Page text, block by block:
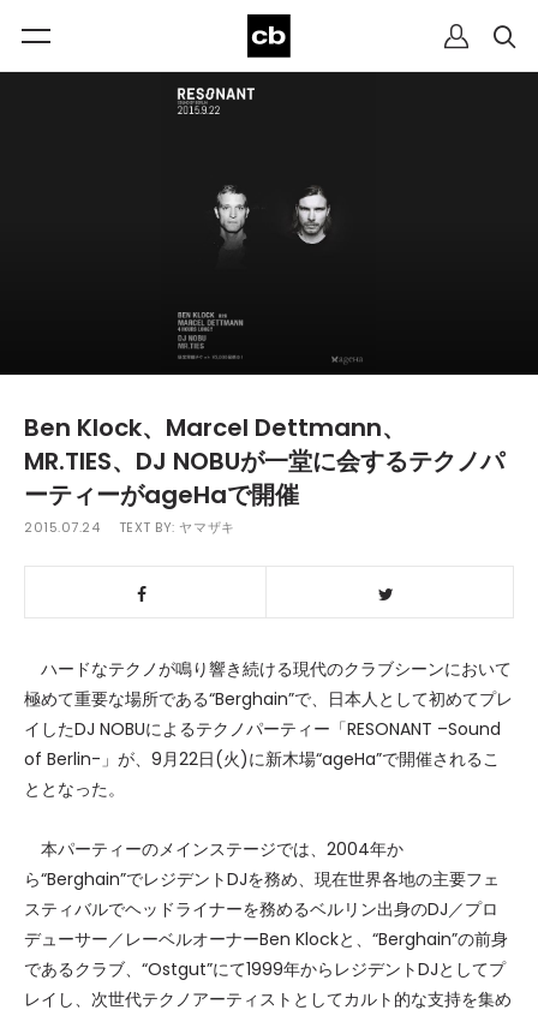
Ben Klock、Marcel Dettmann、
MR.TIES、DJ NOBUが一堂に会するテクノパ
ーティーがageHaで開催
2015.07.24 TEXT BY: ヤマザキ
ハードなテクノが鳴り響き続ける現代のクラブシーンにおいて
極めて重要な場所である“Berghain”で、日本人として初めてプレ
イしたDJ NOBUによるテクノパーティー「RESONANT –Sound
of Berlin-」が、9月22日(火)に新木場“ageHa”で開催されるこ
ととなった。
本パーティーのメインステージでは、2004年か
ら“Berghain”でレジデントDJを務め、現在世界各地の主要フェ
スティバルでヘッドライナーを務めるベルリン出身のDJ／プロ
デューサー／レーベルオーナーBen Klockと、“Berghain”の前身
であるクラブ、“Ostgut”にて1999年からレジデントDJとしてプ
レイし、次世代テクノアーティストとしてカルト的な支持を集め